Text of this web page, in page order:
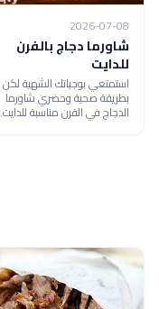
2026-07-08
شاورما دجاج بالفرن
للدايت
استمتعي بوجباتك الشهية لكن
بطريقة صحية وحضري شاورما
الدجاج في الفرن مناسبة للدايت.